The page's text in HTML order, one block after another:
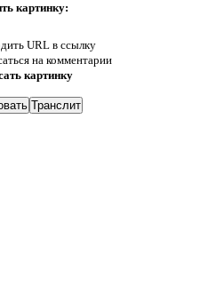
картинку:
URL в ссылку
на комментарии
картинку